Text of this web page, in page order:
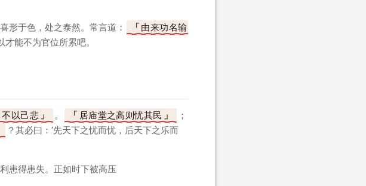
形于色，处之泰然。常言道：
由来功名输
能不为官位所累吧。
以己悲 。 居庙堂之高则忧其民
；
？其必曰：‘先天下之忧而忧，后天下之乐而
患得患失。正如时下被高压